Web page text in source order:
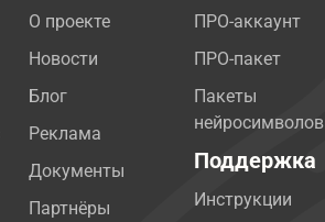
О проекте
Новости
Блог
Реклама
Документы
Партнёры
ПРО-аккаунт
ПРО-пакет
Пакеты
нейросимволов
Поддержка
Инструкции